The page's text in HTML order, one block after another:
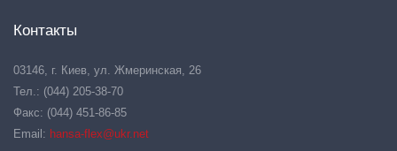
Контакты
03146, г. Киев, ул. Жмеринская, 26
Тел.: (044) 205-38-70
Факс: (044) 451-86-85
Email: hansa-flex@ukr.net